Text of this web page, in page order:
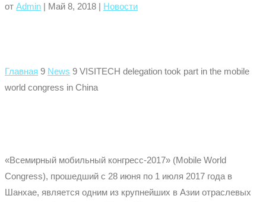
от Admin | Май 8, 2018 | Новости
Главная 9 News 9 VISITECH delegation took part in the mobile
world congress in China
«Всемирный мобильный конгресс-2017» (Mobile World
Congress), прошедший с 28 июня по 1 июля 2017 года в
Шанхае, является одним из крупнейших в Азии отраслевых